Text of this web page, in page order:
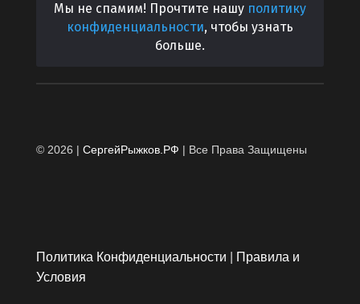
Мы не спамим! Прочтите нашу политику
конфиденциальности, чтобы узнать
больше.
© 2026 | СергейРыжков.РФ | Все Права Защищены
Политика Конфиденциальности
Правила и
Условия